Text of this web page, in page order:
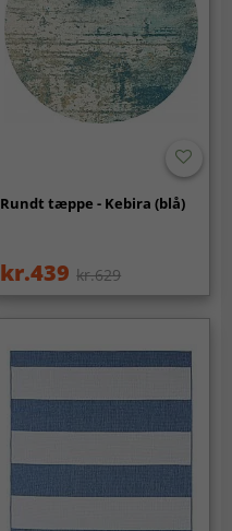
Rundt tæppe - Kebira (blå)
kr.439 kr.629